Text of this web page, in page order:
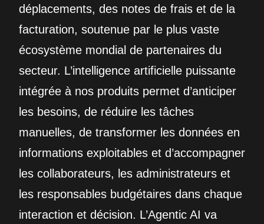
déplacements, des notes de frais et de la
facturation, soutenue par le plus vaste
écosystème mondial de partenaires du
secteur. L’intelligence artificielle puissante
intégrée à nos produits permet d’anticiper
les besoins, de réduire les tâches
manuelles, de transformer les données en
informations exploitables et d’accompagner
les collaborateurs, les administrateurs et
les responsables budgétaires dans chaque
interaction et décision. L’Agentic AI va